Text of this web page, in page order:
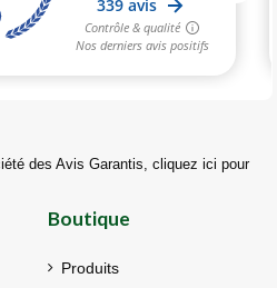
des Avis Garantis, cliquez ici pour
Boutique
Produits